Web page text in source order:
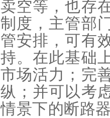
卖空等，也存
制度，主管部
管安排，可有
持。在此基础
市场活力；完
纵；并可以考
情景下的断路